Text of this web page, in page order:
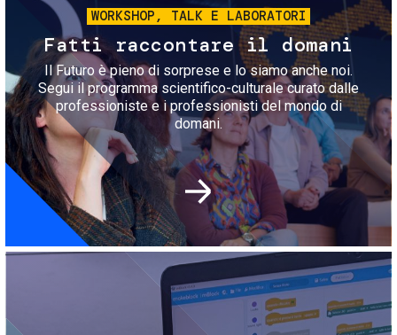
WORKSHOP, TALK E LABORATORI
Fatti raccontare il domani
Il Futuro è pieno di sorprese e lo siamo anche noi.
Segui il programma scientifico-culturale curato dalle
professioniste e i professionisti del mondo di
domani.
Immagine